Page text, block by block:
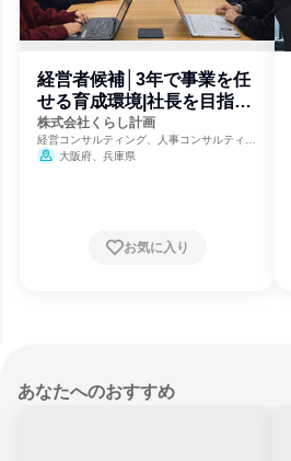
経営者候補│3年で事業を任
せる育成環境|社長を目指す
人へ
株式会社くらし計画
経営コンサルティング、人事コンサルティン
グ、福祉・独立行政法人・NGO・NPO
大阪府、兵庫県
お気に入り
あなたへのおすすめ